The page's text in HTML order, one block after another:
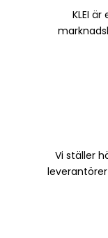
KLEI
Vi ställer